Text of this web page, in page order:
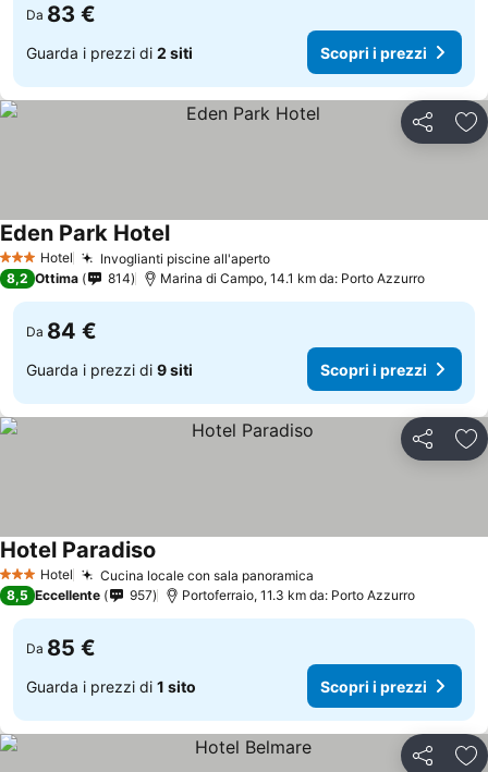
Da 83 €
Guarda i prezzi di 2 siti Scopri i prezzi
Condividi
3 StelleHotel Invoglianti piscine all'aperto
Eden Park Hotel
8,2 Ottima 814 Marina di Campo, 14.1 km da: Porto Azzurro
Da 84 €
Guarda i prezzi di 9 siti Scopri i prezzi
Condividi
3 StelleHotel Cucina locale con sala panoramica
Hotel Paradiso
8,5 Eccellente 957 Portoferraio, 11.3 km da: Porto Azzurro
Da 85 €
Guarda i prezzi di 1 sito Scopri i prezzi
Condividi